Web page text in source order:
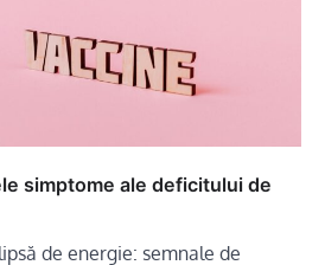
simptome ale deficitului de
de energie: semnale de